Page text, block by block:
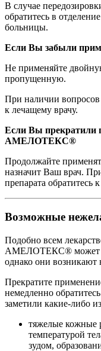
В случае
обратитесь в
больницы.
Если Вы забыли
Не применяйте
пропущенную.
При наличии вопросов
к лечащему врачу.
Если Вы прекратили
АМЕЛОТЕКС®
Продолжайте
назначит Ваш врач.
препарата обратитесь
Возможные
Подобно всем
АМЕЛОТЕКС® может
однако они возникают
Прекратите
немедленно
заметили какие-либо
тяжелые кожные
температурой
зудом,